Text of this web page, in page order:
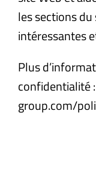
les sections
intéressantes
Plus
confidentialité
group.com/